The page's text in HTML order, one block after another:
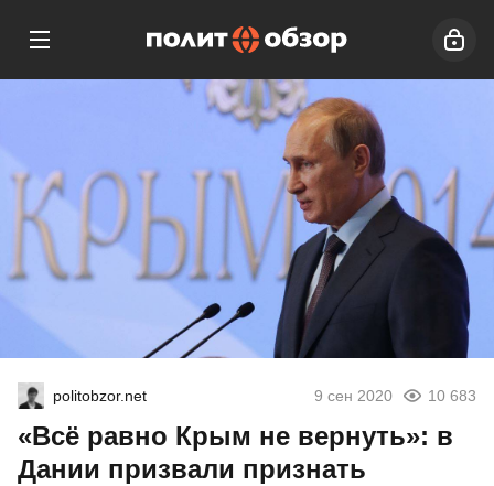
politobzor.net 9 сен 2020 10 683
«Всё равно Крым не вернуть»: в
Дании призвали признать